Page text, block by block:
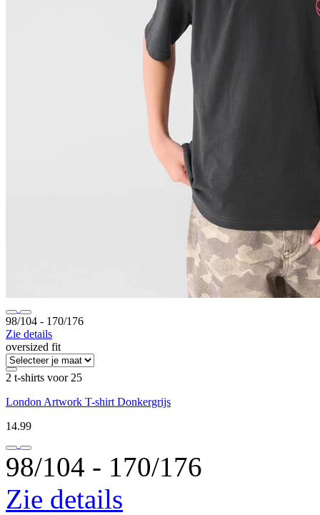
98/104 ‐ 170/176
Zie details
oversized fit
2 t-shirts voor 25
London Artwork T-shirt Donkergrijs
14.99
98/104 ‐ 170/176
Zie details